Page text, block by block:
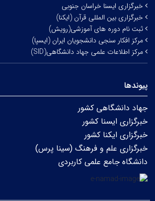
خبرگزاری ایسنا خراسان جنوبی
خبرگزاری بین المللی قرآن (ایکنا)
ثبت نام دوره های آموزشی(رویش)
مرکز افکار سنجی دانشجویان ایران (ایسپا)
مرکز اطلاعات علمی جهاد دانشگاهی(SID)
پیوندها
جهاد دانشگاهی کشور
خبرگزاری ایسنا کشور
خبرگزاری ایکنا کشور
خبرگزاری علم و فرهنگ (سینا پرس)
دانشگاه جامع علمی کاربردی